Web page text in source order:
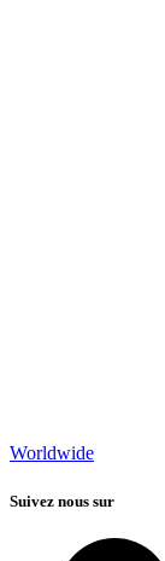
Worldwide
Suivez nous sur